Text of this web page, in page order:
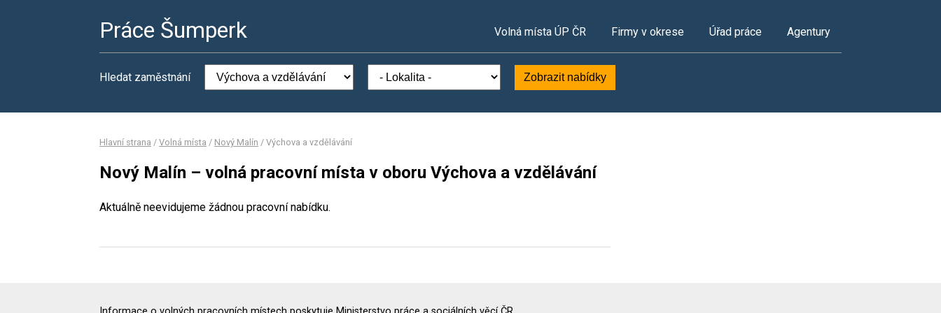
Práce Šumperk Volná místa ÚP ČR Firmy v okrese Úřad práce Agentury
Hledat zaměstnání Zobrazit nabídky
Hlavní strana / Volná místa / Nový Malín / Výchova a vzdělávání
Nový Malín – volná pracovní místa v oboru Výchova a vzdělávání
Aktuálně neevidujeme žádnou pracovní nabídku.